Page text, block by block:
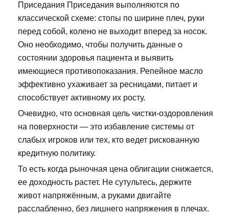
Приседания Приседания выполняются по
классической схеме: стопы по ширине плеч, руки
перед собой, колено не выходит вперед за носок.
Оно необходимо, чтобы получить данные о
состоянии здоровья пациента и выявить
имеющиеся противопоказания. Репейное масло
эффективно ухаживает за ресницами, питает и
способствует активному их росту.
Очевидно, что основная цель чистки-оздоровления
на поверхности — это избавление системы от
слабых игроков или тех, кто ведет рискованную
кредитную политику.
То есть когда рыночная цена облигации снижается,
ее доходность растет. Не сутультесь, держите
живот напряжённым, а руками двигайте
расслабленно, без лишнего напряжения в плечах.